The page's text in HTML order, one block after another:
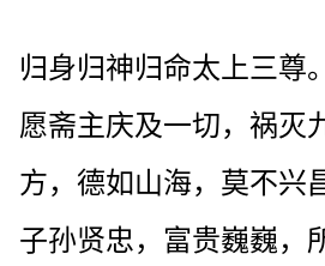
归身归神归命太上三尊
愿斋主庆及一切，祸灭
方，德如山海，莫不兴
子孙贤忠，富贵巍巍，